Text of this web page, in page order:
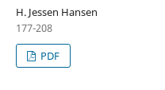
H. Jessen Hansen
177-208
PDF